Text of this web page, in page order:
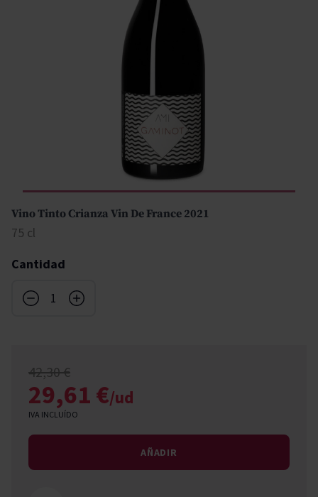
Vino Tinto Crianza Vin De France 2021
75 cl
Cantidad
42,30 €
29,61 €/ud
IVA INCLUÍDO
AÑADIR